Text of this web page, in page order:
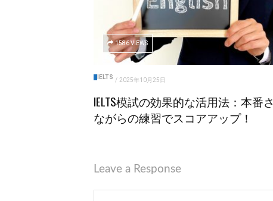
1586 VIEWS
IELTS / 2025年10月25日
IELTS模試の効果的な活用法：本番さ
ながらの練習でスコアアップ！
Leave a Response